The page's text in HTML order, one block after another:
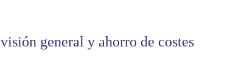
general y ahorro de costes